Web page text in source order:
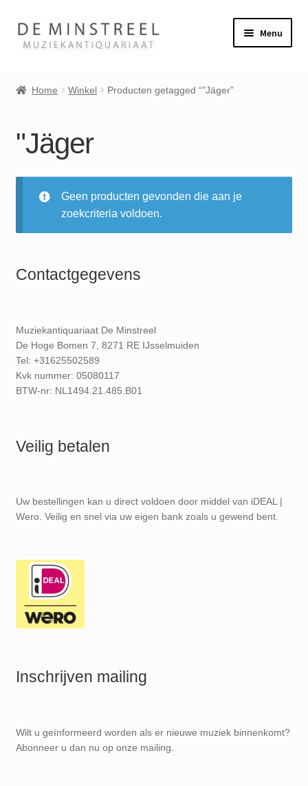
Ga
door
Ga
naar
Menu
Veel gestelde vragen
Winkel
Mijn account
Home Winkel Producten getagged “"Jäger”
"Jäger
Geen producten gevonden die aan je
zoekcriteria voldoen.
Contactgegevens
Muziekantiquariaat De Minstreel
De Hoge Bomen 7, 8271 RE IJsselmuiden
Tel: +31625502589
Kvk nummer: 05080117
BTW-nr: NL1494.21.485.B01
Veilig betalen
Uw bestellingen kan u direct voldoen door middel van iDEAL |
Wero. Veilig en snel via uw eigen bank zoals u gewend bent.
Inschrijven mailing
Wilt u geïnformeerd worden als er nieuwe muziek binnenkomt?
Abonneer u dan nu op onze mailing.